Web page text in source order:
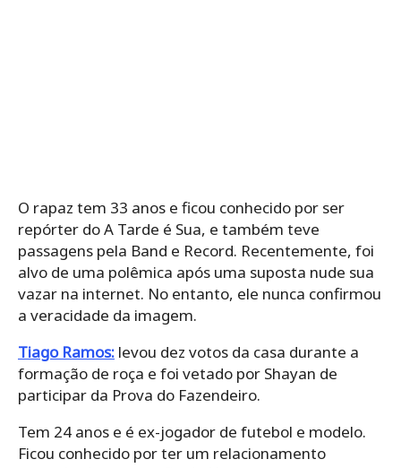
O rapaz tem 33 anos e ficou conhecido por ser
repórter do A Tarde é Sua, e também teve
passagens pela Band e Record. Recentemente, foi
alvo de uma polêmica após uma suposta nude sua
vazar na internet. No entanto, ele nunca confirmou
a veracidade da imagem.
Tiago Ramos: levou dez votos da casa durante a
formação de roça e foi vetado por Shayan de
participar da Prova do Fazendeiro.
Tem 24 anos e é ex-jogador de futebol e modelo.
Ficou conhecido por ter um relacionamento